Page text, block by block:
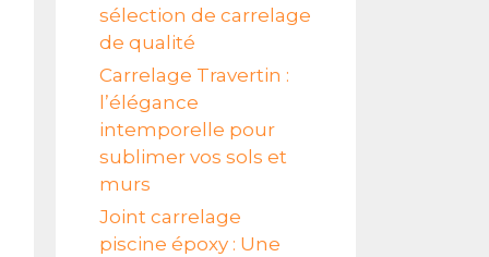
sélection de carrelage
de qualité
Carrelage Travertin :
l’élégance
intemporelle pour
sublimer vos sols et
murs
Joint carrelage
piscine époxy : Une